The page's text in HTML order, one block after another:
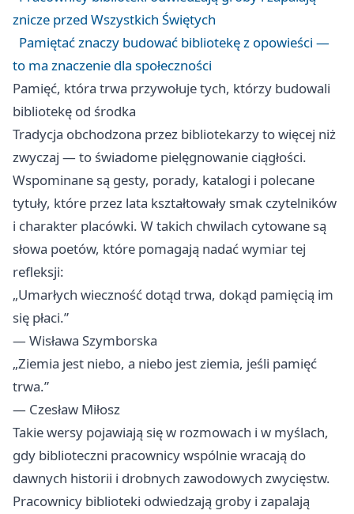
znicze przed Wszystkich Świętych
Pamiętać znaczy budować bibliotekę z opowieści —
to ma znaczenie dla społeczności
Pamięć, która trwa przywołuje tych, którzy budowali
bibliotekę od środka
Tradycja obchodzona przez bibliotekarzy to więcej niż
zwyczaj — to świadome pielęgnowanie ciągłości.
Wspominane są gesty, porady, katalogi i polecane
tytuły, które przez lata kształtowały smak czytelników
i charakter placówki. W takich chwilach cytowane są
słowa poetów, które pomagają nadać wymiar tej
refleksji:
„Umarłych wieczność dotąd trwa, dokąd pamięcią im
się płaci.”
— Wisława Szymborska
„Ziemia jest niebo, a niebo jest ziemia, jeśli pamięć
trwa.”
— Czesław Miłosz
Takie wersy pojawiają się w rozmowach i w myślach,
gdy biblioteczni pracownicy wspólnie wracają do
dawnych historii i drobnych zawodowych zwycięstw.
Pracownicy biblioteki odwiedzają groby i zapalają